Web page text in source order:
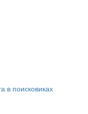
в поисковиках